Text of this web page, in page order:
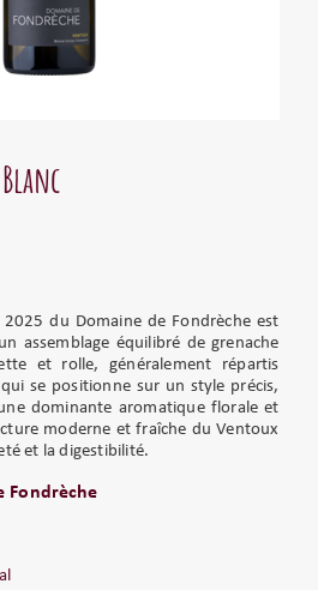
du Domaine de Fondrèche est
assemblage équilibré de grenache
et rolle, généralement répartis
se positionne sur un style précis,
dominante aromatique florale et
moderne et fraîche du Ventoux
et la digestibilité.
Fondrèche